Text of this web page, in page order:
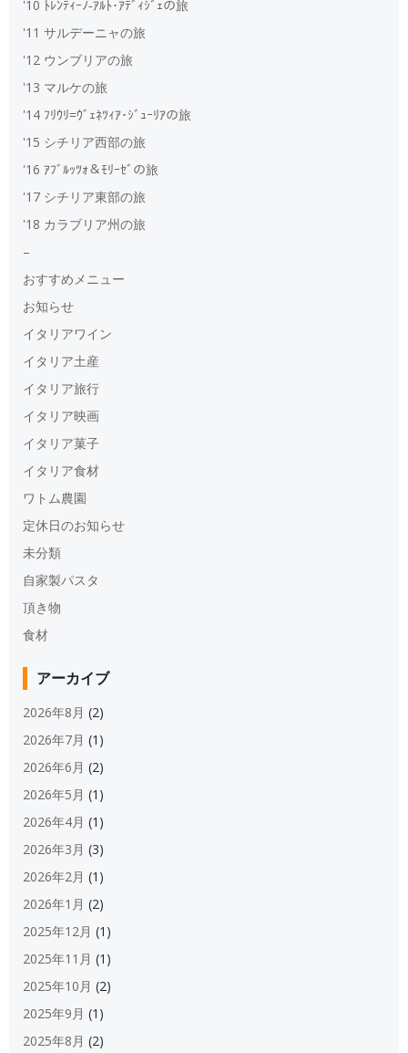
'10 ﾄﾚﾝﾃｨｰﾉ‐ｱﾙﾄ･ｱﾃﾞｨｼﾞｪの旅
'11 サルデーニャの旅
'12 ウンブリアの旅
'13 マルケの旅
'14 ﾌﾘｳﾘ=ｳﾞｪﾈﾂｨｱ･ｼﾞｭｰﾘｱの旅
'15 シチリア西部の旅
'16 ｱﾌﾞﾙｯﾂｫ＆ﾓﾘｰｾﾞの旅
'17 シチリア東部の旅
'18 カラブリア州の旅
–
おすすめメニュー
お知らせ
イタリアワイン
イタリア土産
イタリア旅行
イタリア映画
イタリア菓子
イタリア食材
ワトム農園
定休日のお知らせ
未分類
自家製パスタ
頂き物
食材
アーカイブ
2026年8月 (2)
2026年7月 (1)
2026年6月 (2)
2026年5月 (1)
2026年4月 (1)
2026年3月 (3)
2026年2月 (1)
2026年1月 (2)
2025年12月 (1)
2025年11月 (1)
2025年10月 (2)
2025年9月 (1)
2025年8月 (2)